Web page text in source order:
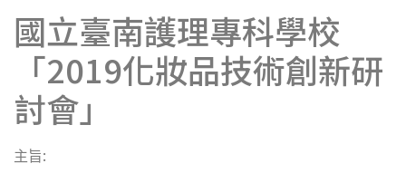
國立臺南護理專科學校
「2019化妝品技術創新研
討會」
主旨: